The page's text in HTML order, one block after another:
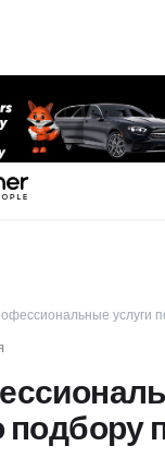
услуги
подбору